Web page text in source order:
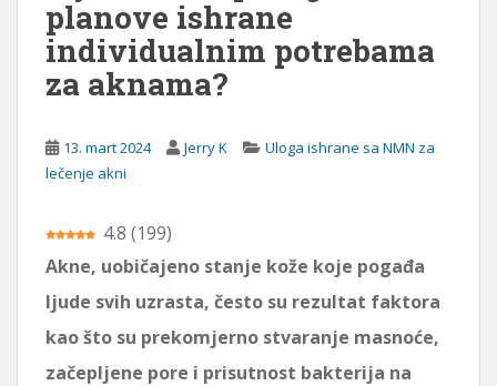
planove ishrane
individualnim potrebama
za aknama?
13. mart 2024 Jerry K
Uloga ishrane sa NMN za
lečenje akni
4.8 (199)
Akne, uobičajeno stanje kože koje pogađa
ljude svih uzrasta, često su rezultat faktora
kao što su prekomjerno stvaranje masnoće,
začepljene pore i prisutnost bakterija na